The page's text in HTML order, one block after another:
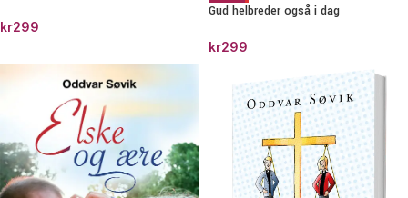
kr299
Gud helbreder også i dag
kr299